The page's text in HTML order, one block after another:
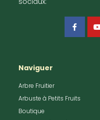
Naviguer
Arbre Fruitier
Arbuste à Petits Fruits
Boutique